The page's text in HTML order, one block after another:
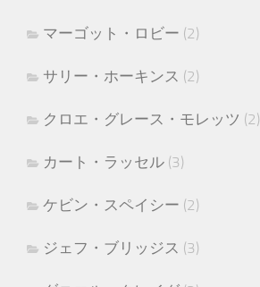
マーゴット・ロビー (2)
サリー・ホーキンス (2)
クロエ・グレース・モレッツ (2)
カート・ラッセル (3)
ケビン・スペイシー (2)
ジェフ・ブリッジス (3)